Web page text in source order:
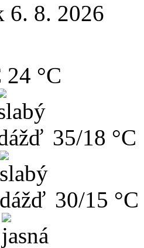
6. 8. 2026
24 °C
35/18 °C
30/15 °C